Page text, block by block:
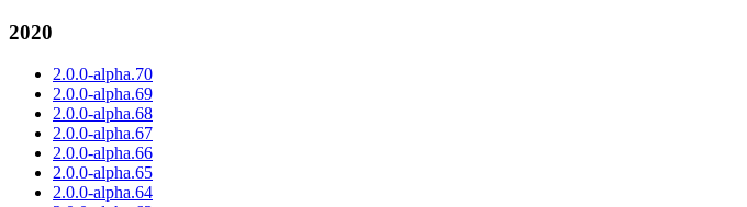
2020
2.0.0-alpha.70
2.0.0-alpha.69
2.0.0-alpha.68
2.0.0-alpha.67
2.0.0-alpha.66
2.0.0-alpha.65
2.0.0-alpha.64